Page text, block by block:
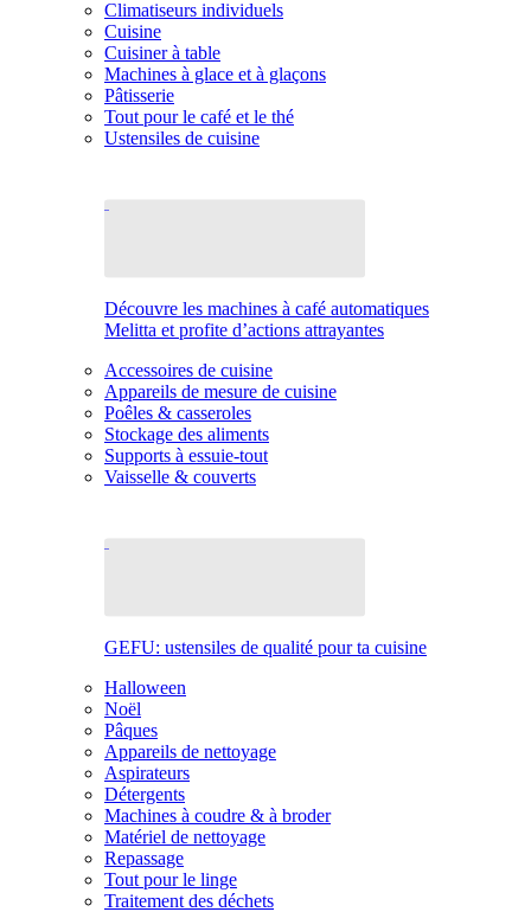
Climatiseurs individuels
Cuisine
Cuisiner à table
Machines à glace et à glaçons
Pâtisserie
Tout pour le café et le thé
Ustensiles de cuisine
Découvre les machines à café automatiques
Melitta et profite d’actions attrayantes
Accessoires de cuisine
Appareils de mesure de cuisine
Poêles & casseroles
Stockage des aliments
Supports à essuie-tout
Vaisselle & couverts
GEFU: ustensiles de qualité pour ta cuisine
Halloween
Noël
Pâques
Appareils de nettoyage
Aspirateurs
Détergents
Machines à coudre & à broder
Matériel de nettoyage
Repassage
Tout pour le linge
Traitement des déchets